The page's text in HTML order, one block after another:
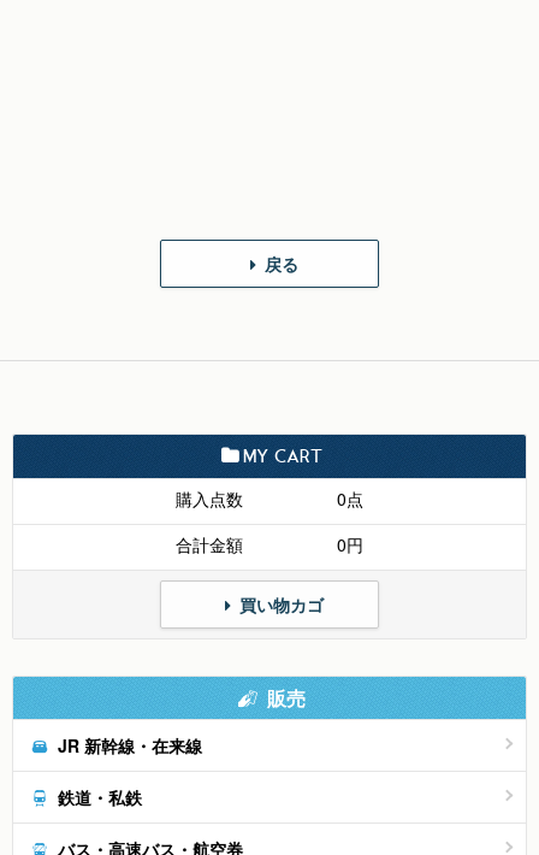
戻る
MY CART
購入点数
0点
合計金額
0円
買い物カゴ
販売
JR 新幹線・在来線
鉄道・私鉄
バス・高速バス・航空券